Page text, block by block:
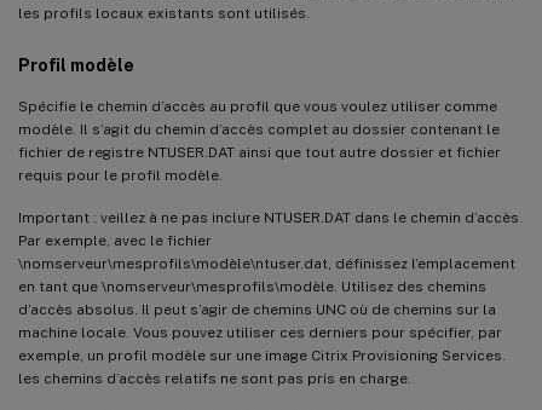
les profils locaux existants sont utilisés.
Profil modèle
Spécifie le chemin d’accès au profil que vous voulez utiliser comme
modèle. Il s’agit du chemin d’accès complet au dossier contenant le
fichier de registre NTUSER.DAT ainsi que tout autre dossier et fichier
requis pour le profil modèle.
Important : veillez à ne pas inclure NTUSER.DAT dans le chemin d’accès.
Par exemple, avec le fichier
\nomserveur\mesprofils\modèle\ntuser.dat, définissez l’emplacement
en tant que \nomserveur\mesprofils\modèle. Utilisez des chemins
d’accès absolus. Il peut s’agir de chemins UNC où de chemins sur la
machine locale. Vous pouvez utiliser ces derniers pour spécifier, par
exemple, un profil modèle sur une image Citrix Provisioning Services.
les chemins d’accès relatifs ne sont pas pris en charge.